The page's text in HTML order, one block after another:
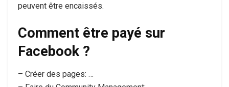
peuvent être encaissés.
Comment être payé sur
Facebook ?
– Créer des pages: …